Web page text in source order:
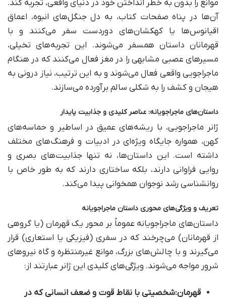
موانع را بدون به خطر انداختن خود در دنیای واقعی، تجربه کند.
آن‌ها در پناه صفحات کتاب، به دل جنگل‌های انبوه، اعماق
اقیانوس‌ها یا کهکشان‌های دوردست سفر می‌کنند و با
قهرمانان داستان همسفر می‌شوند. این تجربه‌های تخیلی،
مسیرهای عصبی مشابهی را در مغز فعال می‌کنند که در هنگام
ماجراجویی واقعی فعال می‌شوند و به این ترتیب، نیاز درونی به
هیجان و کشف را به شکلی سالم برآورده می‌سازند.
داستان‌های ماجراجویانه: عناصر کلیدی و جذابیت پایدار
ژانر ماجراجویی، با ریشه‌های عمیق در اساطیر و حماسه‌های
کهن، همواره جایگاه ویژه‌ای در ادبیات و فرهنگ‌های مختلف
داشته است. این داستان‌ها، نه تنها جذابیت‌های بصری و
روایی فراوانی دارند، بلکه ساختاری دارند که به طور خاص با
روانشناسی رشد نوجوان همخوانی پیدا می‌کند.
تعریف و ویژگی‌های محوری داستان ماجراجویانه
داستان‌های ماجراجویانه عموماً بر محور یک قهرمان (یا گروهی
از قهرمانان) می‌چرخند که در سفری (فیزیکی یا استعاری) قرار
می‌گیرند و با چالش‌های بزرگ، موانع غیرمنتظره و گاه نیروهای
شرور مواجه می‌شوند. ویژگی‌های کلیدی این ژانر عبارتند از:
قهرمان:شخصیتی با نقاط قوت و ضعف انسانی که در